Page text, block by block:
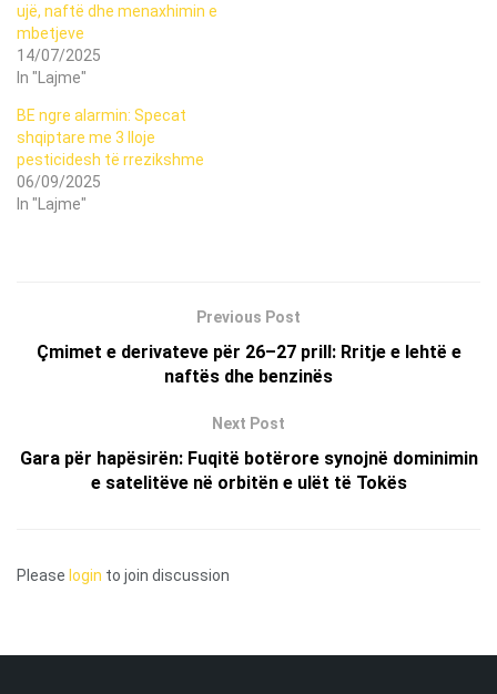
ujë, naftë dhe menaxhimin e
mbetjeve
14/07/2025
In "Lajme"
BE ngre alarmin: Specat
shqiptare me 3 lloje
pesticidesh të rrezikshme
06/09/2025
In "Lajme"
Previous Post
Çmimet e derivateve për 26–27 prill: Rritje e lehtë e
naftës dhe benzinës
Next Post
Gara për hapësirën: Fuqitë botërore synojnë dominimin
e satelitëve në orbitën e ulët të Tokës
Please login to join discussion